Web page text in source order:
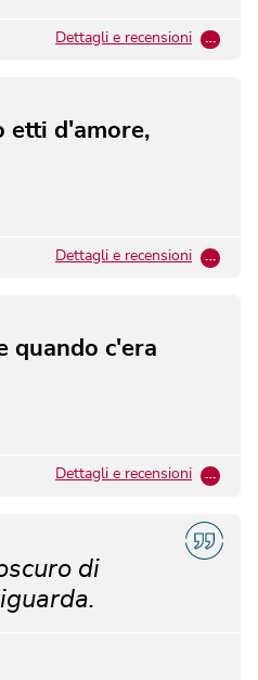
Dettagli e recensioni …
etti d'amore,
Dettagli e recensioni …
quando c'era
Dettagli e recensioni …
di